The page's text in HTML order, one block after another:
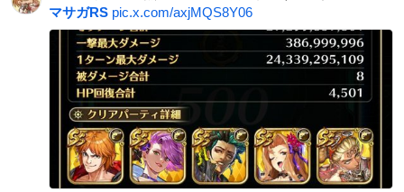
マサガRS pic.x.com/axjMQS8Y06